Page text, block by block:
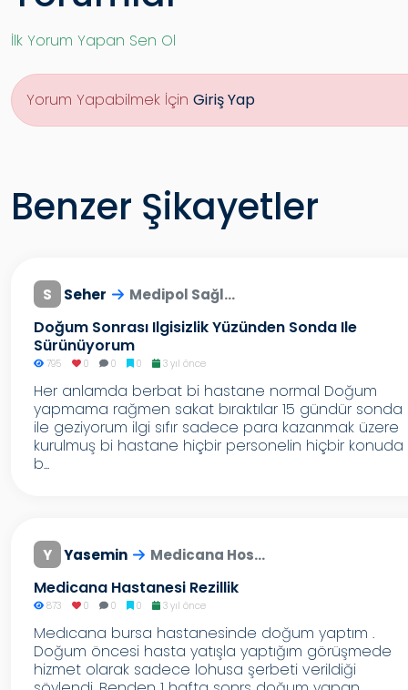
İlk Yorum Yapan Sen Ol
Yorum Yapabilmek İçin Giriş Yap
Benzer Şikayetler
S Seher Medipol Sağl...
Doğum Sonrası Ilgisizlik Yüzünden Sonda Ile
Sürünüyorum
795 0 0 0 3 yıl önce
Her anlamda berbat bi hastane normal Doğum
yapmama rağmen sakat bıraktılar 15 gündür sonda
ile geziyorum ilgi sıfır sadece para kazanmak üzere
kurulmuş bi hastane hiçbir personelin hiçbir konuda
b...
Y Yasemin Medicana Hos...
Medicana Hastanesi Rezillik
873 0 0 0 3 yıl önce
Medıcana bursa hastanesinde doğum yaptım .
Doğum öncesi hasta yatışla yaptığım görüşmede
hizmet olarak sadece lohusa şerbeti verildiği